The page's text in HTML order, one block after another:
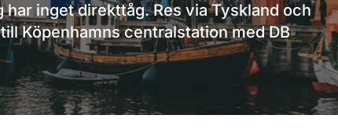
har inget direkttåg. Res via Tyskland och
Köpenhamns centralstation med DB